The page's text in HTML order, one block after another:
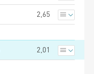
2,65
2,01